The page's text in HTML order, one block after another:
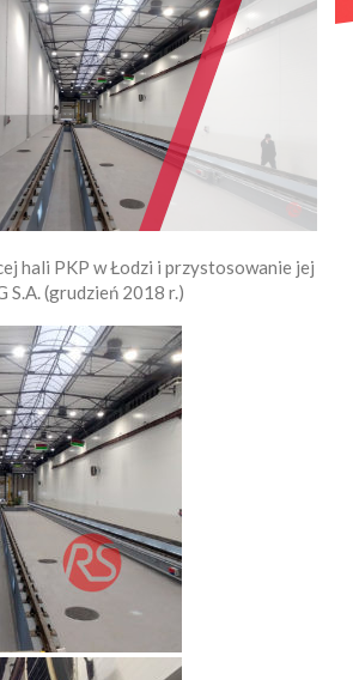
hali PKP w Łodzi i przystosowanie jej
S.A. (grudzień 2018 r.)